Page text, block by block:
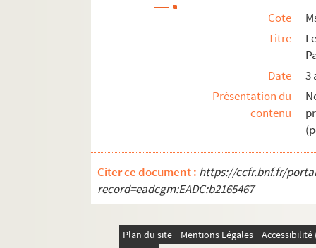
Cote
Titre
Date
3
Présentation du
contenu
Citer ce document : https://ccfr.bnf.fr/
record=eadcgm:EADC:b2165467
Plan du site Mentions Légales